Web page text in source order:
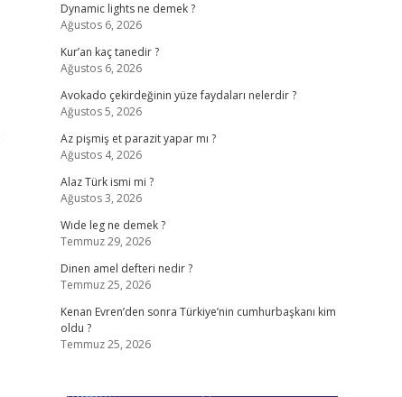
Dynamic lights ne demek ?
Ağustos 6, 2026
Kur’an kaç tanedir ?
Ağustos 6, 2026
Avokado çekirdeğinin yüze faydaları nelerdir ?
Ağustos 5, 2026
Az pişmiş et parazit yapar mı ?
Ağustos 4, 2026
Alaz Türk ismi mi ?
Ağustos 3, 2026
Wıde leg ne demek ?
Temmuz 29, 2026
Dinen amel defteri nedir ?
Temmuz 25, 2026
Kenan Evren’den sonra Türkiye’nin cumhurbaşkanı kim
oldu ?
Temmuz 25, 2026